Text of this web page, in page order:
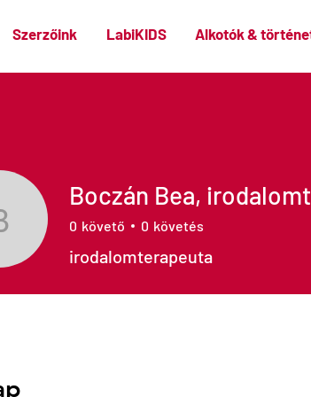
Szerzőink LabiKIDS Alkotók &
Bea,
Boczán Bea,
0 követő 0 követés
irodalomterapeuta